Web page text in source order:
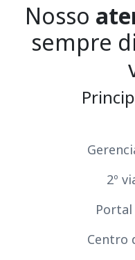
Nosso
sempre
2º
Centro